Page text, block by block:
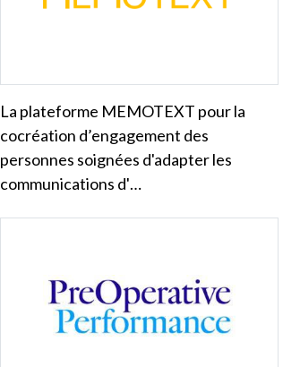
La plateforme MEMOTEXT pour la
cocréation d’engagement des
personnes soignées d'adapter les
communications d'…